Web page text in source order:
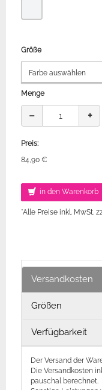
Größe
Menge
− +
Preis:
84,90 €
in den Warenkorb
*Alle Preise inkl. MwSt.
Versandkosten
Größen
Verfügbarkeit
Der Versand der
Die Versandkosten
pauschal berechnet.